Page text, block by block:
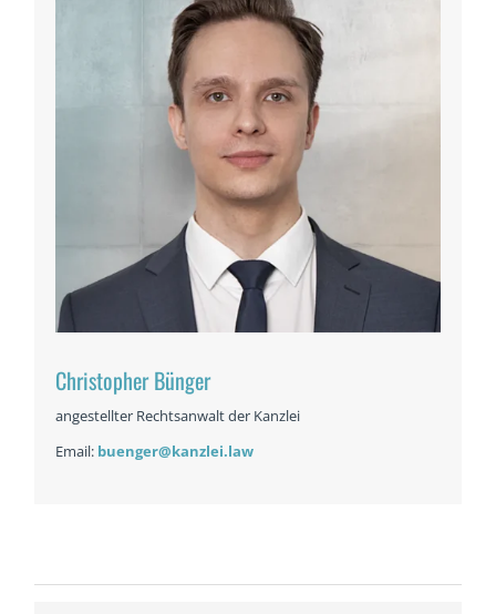
Christopher Bünger
angestellter Rechtsanwalt der Kanzlei
Email: buenger@kanzlei.law